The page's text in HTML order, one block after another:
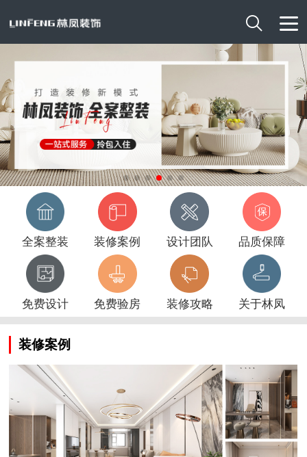

全案整装 装修案例 设计团队 品质保障
免费设计 免费验房 装修攻略 关于林凤
装修案例